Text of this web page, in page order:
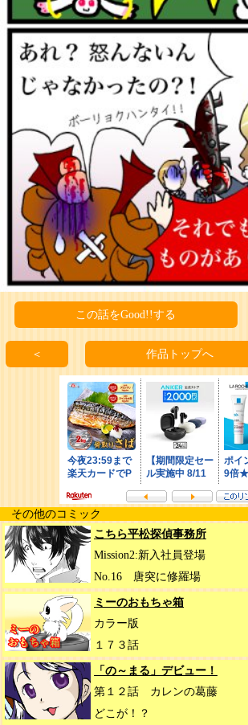
この話をGood!!する
＜ 作品トップへ
その他のコミック
こちら平松探偵事務所
Mission2:新入社員登場
No.16 唐突に修羅場
ミーのおもちゃ箱
カラー版
１７３話
「の～まる」デビュー！
第１２話 カレンの葛藤
どこが！？